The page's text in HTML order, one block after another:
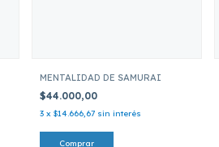
MENTALIDAD DE SAMURAI
$44.000,00
3 x $14.666,67 sin interés